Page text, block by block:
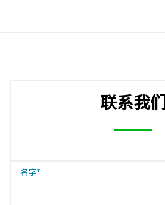
联系我们
名字*